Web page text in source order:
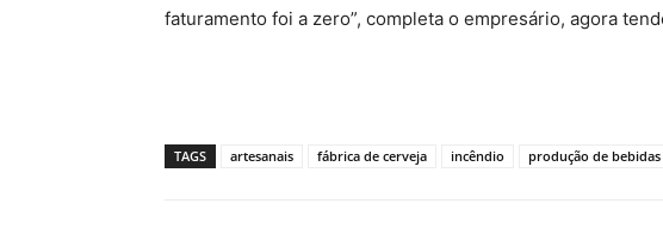
faturamento foi a zero”, completa o empresário, agora
TAGS artesanais fábrica de cerveja incêndio produção de